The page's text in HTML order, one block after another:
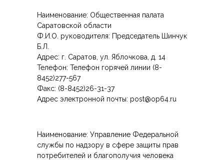
Наименование: Общественная палата
Саратовской области
Ф.И.О. руководителя: Председатель Шинчук
Б.Л.
Адрес: г. Саратов, ул. Яблочкова, д. 14
Телефон: Телефон горячей линии (8-
8452)277-567
Факс: (8-8452)26-31-37
Адрес электронной почты: post@op64.ru
Наименование: Управление Федеральной
службы по надзору в сфере защиты прав
потребителей и благополучия человека